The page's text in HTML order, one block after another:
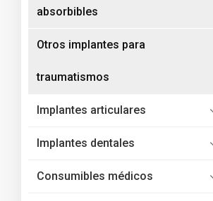
absorbibles
Otros implantes para
traumatismos
Implantes articulares
Implantes dentales
Consumibles médicos